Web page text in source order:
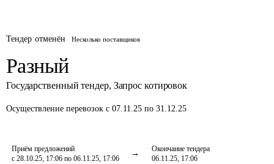
Тендер отменён Несколько поставщиков
Разный
Государственный тендер, Запрос котировок
Осуществление перевозок с 07.11.25 по 31.12.25
Приём предложений
с 28.10.25, 17:06 по 06.11.25, 17:06
Окончание тендера
06.11.25, 17:06